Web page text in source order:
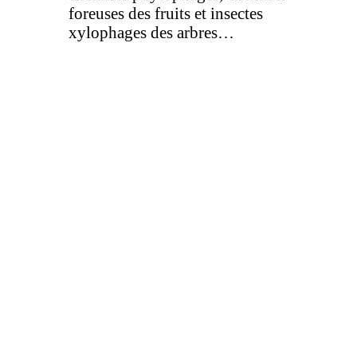
foreuses des fruits et insectes
xylophages des arbres…